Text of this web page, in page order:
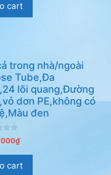
cart
trong nhà/ngoài
Tube,Đa
lõi quang,Đường
dơn PE,không có
đen
₫
cart